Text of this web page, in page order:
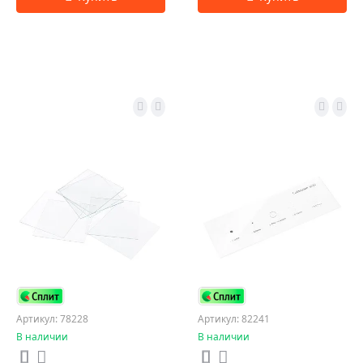
Артикул: 78228
В наличии
Артикул: 82241
В наличии